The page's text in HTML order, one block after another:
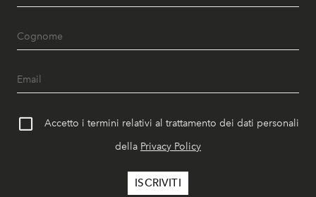
Accetto i termini relativi al trattamento dei dati personali
della Privacy Policy